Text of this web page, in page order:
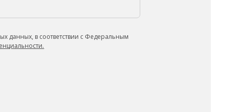
данных, в соответствии с Федеральным